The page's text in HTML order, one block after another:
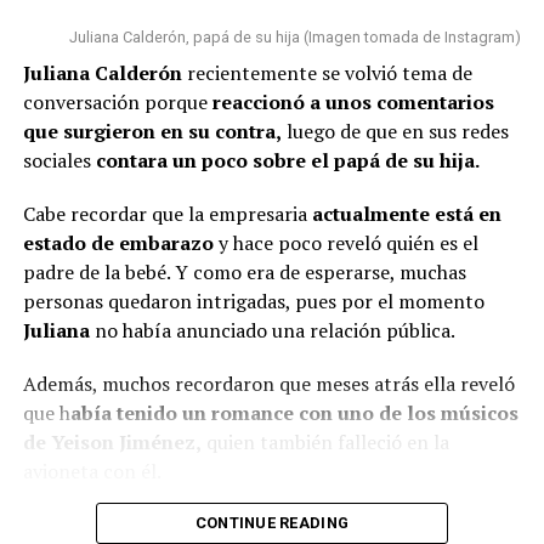
nos toca”, concluyó.
@rutelgamy #seguidores #viraltiktok
#soyjuandacaribe
#soyjuandacaribeshow
♬ sonido original –
que la bogotana ha tenido algunos cambios físicos
Por un lado, señalaron que se le vio con una tonalidad
de cabello diferentey además, algunos usuarios
comentaron que la empresaria se habría realizado
algunos procedimientos estéticos en su rostro.
De hecho, varios la notaron diferente y cuestionaron al
respecto.
“¿Qué le pasó en la cara?”, “Se ve súper inyectada,
muchos rellenos”, “¿No están viendo sus labios y
Finalmente, otro grupo de personas señaló que veían
bien aEpa y que sería normal verla con algunos cambios
(Recuerda dar clic en la imagen)
Juliana Calderón, papá de su hija (Imagen tomada de Instagram)
Juliana Calderónrecientemente se volvió tema de
conversación porquereaccionó a unos comentarios
que surgieron en su contra, luego de que en sus redes
sociales contara un poco sobre el papá de su hija.
Cabe recordar que la empresariaactualmente está en
estado de embarazoy hace poco reveló quién es el
padre de la bebé. Y como era de esperarse, muchas
personas quedaron intrigadas, pues por el momento
Julianano había anunciado una relación pública.
Además, muchos recordaron que meses atrás ella reveló
que había tenido un romance con uno de los músicos
de Yeison Jiménez, quien también falleció en la
Lee también: ¿Escro estaría “utilizando” a Aida
CONTINUE READING